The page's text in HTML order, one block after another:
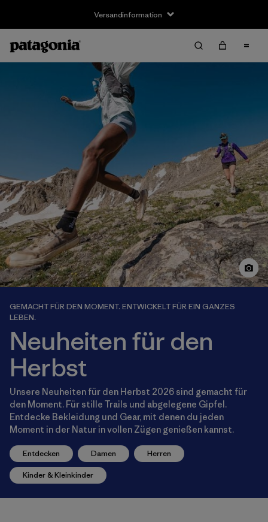
Versandinformation
GEMACHT FÜR DEN MOMENT. ENTWICKELT FÜR EIN GANZES
LEBEN.
Neuheiten für den
Herbst
Unsere Neuheiten für den Herbst 2026 sind gemacht für
den Moment. Für stille Trails und abgelegene Gipfel.
Entdecke Bekleidung und Gear, mit denen du jeden
Moment in der Natur in vollen Zügen genießen kannst.
Entdecken Damen Herren
Kinder & Kleinkinder